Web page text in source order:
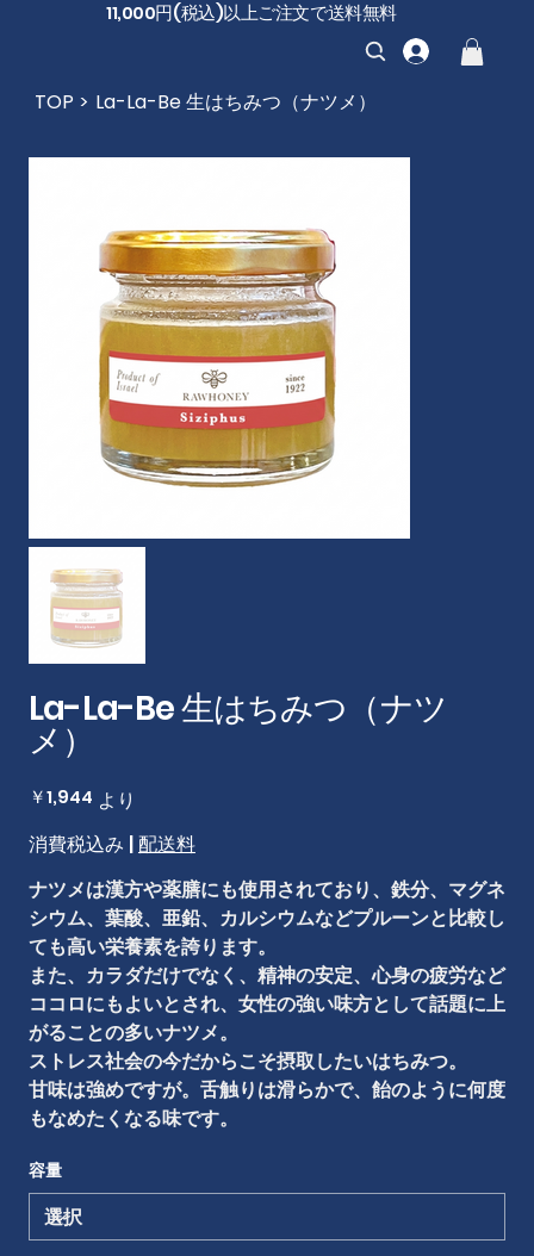
11,000円(税込)以上ご注文で送料無料
TOP > La-La-Be 生はちみつ（ナツメ）
La-La-Be 生はちみつ（ナツ
メ）
価
￥1,944 より
消費税込み |配送料
ナツメは漢方や薬膳にも使用されており、鉄分、マグネ
シウム、葉酸、亜鉛、カルシウムなどプルーンと比較し
ても高い栄養素を誇ります。
また、カラダだけでなく、精神の安定、心身の疲労など
ココロにもよいとされ、女性の強い味方として話題に上
がることの多いナツメ。
ストレス社会の今だからこそ摂取したいはちみつ。
甘味は強めですが。舌触りは滑らかで、飴のように何度
もなめたくなる味です。
容量